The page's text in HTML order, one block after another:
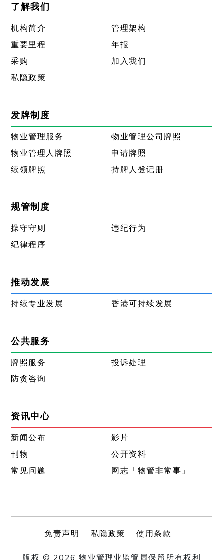
了解我们
机构简介
管理架构
重要里程
年报
采购
加入我们
私隐政策
发牌制度
物业管理服务
物业管理公司牌照
物业管理人牌照
申请牌照
续领牌照
持牌人登记册
规管制度
操守守则
违纪行为
纪律程序
推动发展
持续专业发展 香港可持续发展
公共服务
牌照服务
投诉处理
防贪咨询
资讯中心
新闻公布
影片
刊物
公开资料
常见问题
网志「物管非常事」
免责声明 私隐政策 使用条款
版权 © 2026 物业管理业监管局保留所有权利